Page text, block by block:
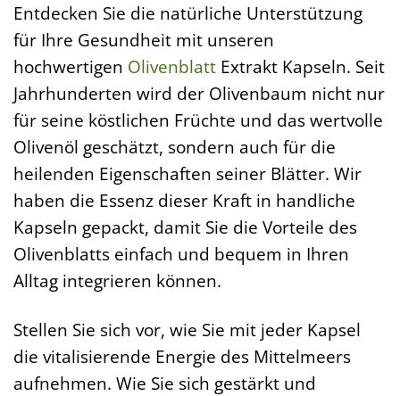
Entdecken Sie die natürliche Unterstützung
für Ihre Gesundheit mit unseren
hochwertigen Olivenblatt Extrakt Kapseln. Seit
Jahrhunderten wird der Olivenbaum nicht nur
für seine köstlichen Früchte und das wertvolle
Olivenöl geschätzt, sondern auch für die
heilenden Eigenschaften seiner Blätter. Wir
haben die Essenz dieser Kraft in handliche
Kapseln gepackt, damit Sie die Vorteile des
Olivenblatts einfach und bequem in Ihren
Alltag integrieren können.
Stellen Sie sich vor, wie Sie mit jeder Kapsel
die vitalisierende Energie des Mittelmeers
aufnehmen. Wie Sie sich gestärkt und